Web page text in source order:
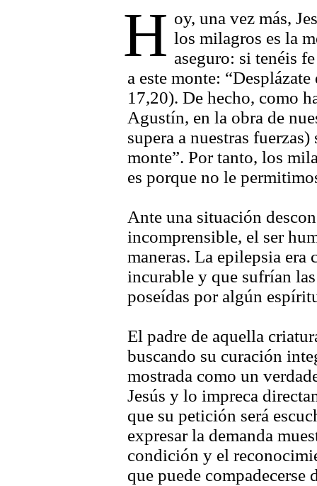
H oy, una vez más,
los milagros es la
aseguro: si tenéis
a este monte:
17,20). De hecho, como
Agustín, en la obra de
supera a nuestras
monte”. Por tanto, los
es porque no le
Ante una situación
incomprensible, el ser
maneras. La epilepsia era
incurable y que sufrían
poseídas por algún
El padre de aquella
buscando su curación
mostrada como un
Jesús y lo impreca
que su petición será
expresar la demanda
condición y el
que puede compadecerse